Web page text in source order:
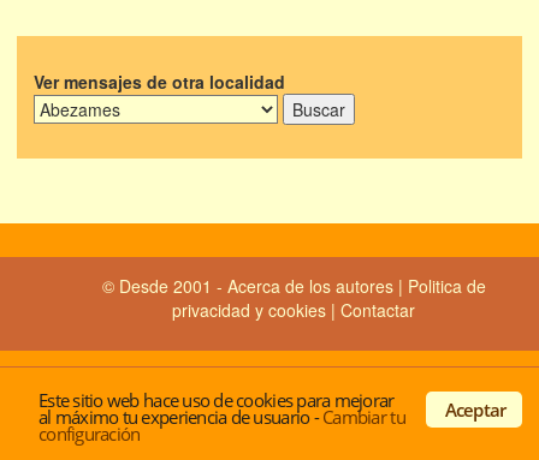
Este sitio web hace uso de cookies para mejorar
al máximo tu experiencia de usuario-Cambiar tu
configuración
Aceptar
Ver mensajes de otra localidad
© Desde 2001 - Acerca de los autores| Politica de
privacidad y cookies | Contactar